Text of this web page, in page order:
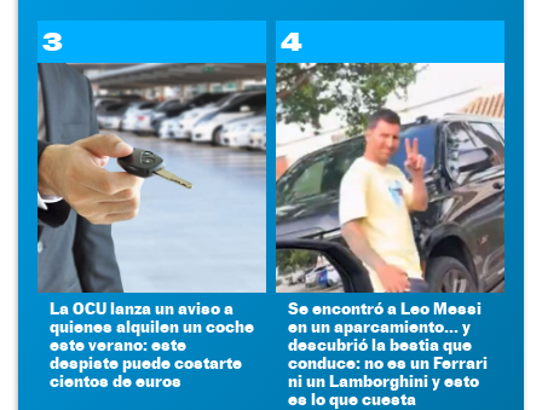
3
La OCU lanza un aviso a
quienes alquilen un coche
este verano: este
despiste puede costarte
cientos de euros
4
Se encontró a Leo Messi
en un aparcamiento... y
descubrió la bestia que
conduce: no es un Ferrari
ni un Lamborghini y esto
es lo que cuesta